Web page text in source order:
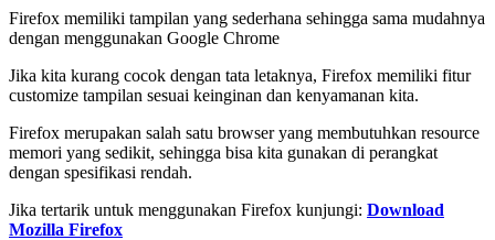
Firefox memiliki tampilan yang sederhana sehingga sama mudahnya
dengan menggunakan Google Chrome
Jika kita kurang cocok dengan tata letaknya, Firefox memiliki fitur
customize tampilan sesuai keinginan dan kenyamanan kita.
Firefox merupakan salah satu browser yang membutuhkan resource
memori yang sedikit, sehingga bisa kita gunakan di perangkat
dengan spesifikasi rendah.
Jika tertarik untuk menggunakan Firefox kunjungi: Download
Mozilla Firefox